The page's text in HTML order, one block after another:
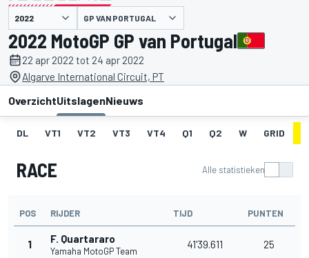
gepresenteerd door GP VAN PORTUGAL
2022 MotoGP GP van Portugal
22 apr 2022 tot 24 apr 2022
Algarve International Circuit, PT
OverzichtUitslagenNieuws
DL VT1 VT2 VT3 VT4 Q1 Q2 W GRID
RACE Alle statistieken
POS RIJDER TIJD PUNTEN
1 F. Quartararo
Yamaha MotoGP Team
41'39.611 25